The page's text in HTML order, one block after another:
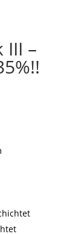
III –
€.